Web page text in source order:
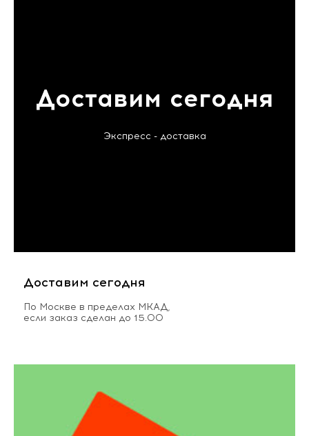
Доставим сегодня
Экспресс - доставка
Доставим сегодня
По Москве в пределах МКАД,
если заказ сделан до 15.00